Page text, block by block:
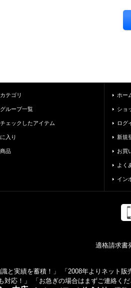
テゴリ
ループ一覧
ェックしたアイテム
入り
品
ホー
ショ
ログ
新規
お買
よく
イン
適格請求書
識と実績を蓄積！」 「2008年よりネッ
応！」 「お急ぎの場合はまずご連絡く